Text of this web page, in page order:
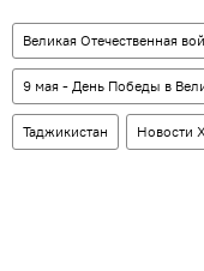
Великая Отечественная
9 мая - День Победы в
Таджикистан Новости